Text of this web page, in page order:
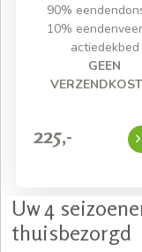
90%
10%
actiedekbed
GEEN
225,-
Uw 4
thuisbezorgd